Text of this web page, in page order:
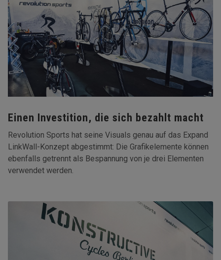
Einen Investition, die sich bezahlt macht
Revolution Sports hat seine Visuals genau auf das Expand
LinkWall-Konzept abgestimmt: Die Grafikelemente können
ebenfalls getrennt als Bespannung von je drei Elementen
verwendet werden.